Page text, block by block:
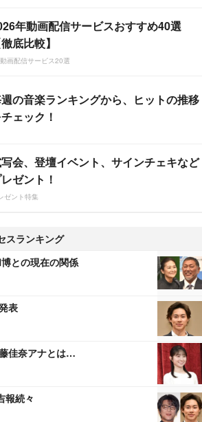
年動画配信サービスおすすめ40選
徹底比較】
画配信サービス20選
の音楽ランキングから、ヒットの推移
ェック！
会、登壇イベント、サインチェキなど
ゼント！
ゼント特集
スランキング
との現在の関係
表
佳奈アナとは…
報続々